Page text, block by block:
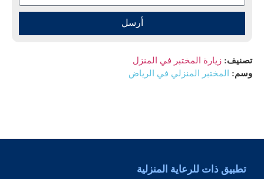
أرسل
تصنيف: زيارة المختبر في المنزل
وسم:
المختبر المنزلي في الرياض
تطبيق ذات للرعاية المنزلية